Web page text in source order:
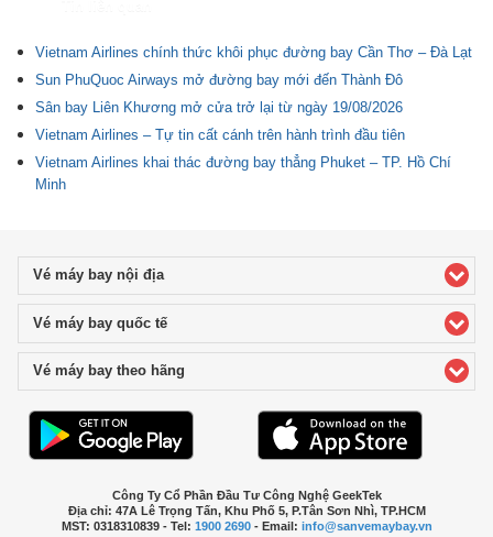
Vietnam Airlines chính thức khôi phục đường bay Cần Thơ – Đà Lạt
Sun PhuQuoc Airways mở đường bay mới đến Thành Đô
Sân bay Liên Khương mở cửa trở lại từ ngày 19/08/2026
Vietnam Airlines – Tự tin cất cánh trên hành trình đầu tiên
Vietnam Airlines khai thác đường bay thẳng Phuket – TP. Hồ Chí
Minh
Vé máy bay nội địaclick to expand contents
Vé máy bay quốc tếclick to expand contents
Vé máy bay theo hãng
Công Ty Cổ Phần Đầu Tư Công Nghệ GeekTek
Địa chỉ: 47A Lê Trọng Tấn, Khu Phố 5, P.Tân Sơn Nhì, TP.HCM
MST: 0318310839 - Tel: 1900 2690- Email: info@sanvemaybay.vn